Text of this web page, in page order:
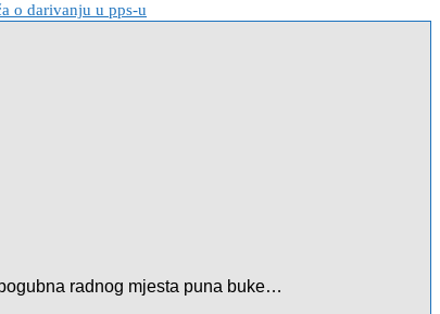
o darivanju u pps-u
radnog mjesta puna buke…